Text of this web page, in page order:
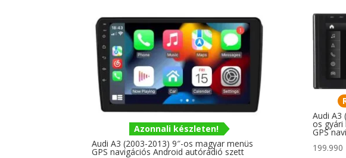
Azonnali készleten!
Audi A3 (2003-2013) 9″-os magyar menüs
GPS navigációs Android autórádió szett
Audi A3
os gyári
GPS
199.990